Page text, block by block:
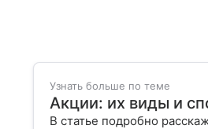
Узнать больше по теме
Акции: их виды и
В статье подробно